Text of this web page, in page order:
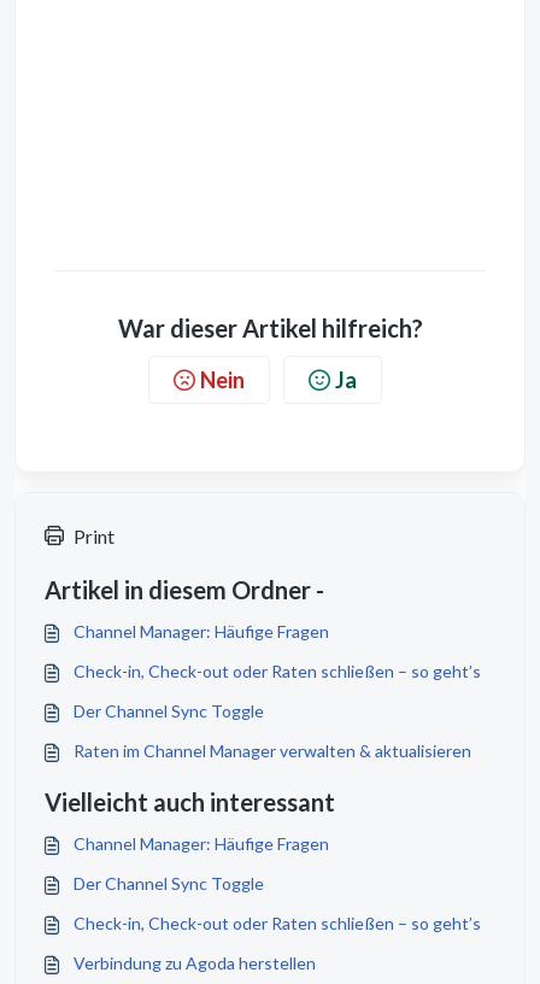
War dieser Artikel hilfreich?
Nein Ja
Print
Artikel in diesem Ordner -
Channel Manager: Häufige Fragen
Check-in, Check-out oder Raten schließen – so geht’s
Der Channel Sync Toggle
Raten im Channel Manager verwalten & aktualisieren
Vielleicht auch interessant
Channel Manager: Häufige Fragen
Der Channel Sync Toggle
Check-in, Check-out oder Raten schließen – so geht’s
Verbindung zu Agoda herstellen